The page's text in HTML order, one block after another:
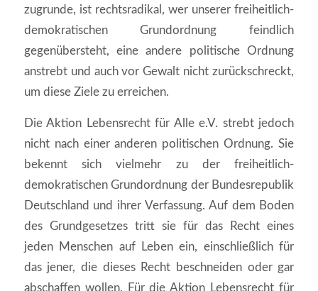
zugrunde, ist rechtsradikal, wer unserer freiheitlich-
demokratischen Grundordnung feindlich
gegenübersteht, eine andere politische Ordnung
anstrebt und auch vor Gewalt nicht zurückschreckt,
um diese Ziele zu erreichen.
Die Aktion Lebensrecht für Alle e.V. strebt jedoch
nicht nach einer anderen politischen Ordnung. Sie
bekennt sich vielmehr zu der freiheitlich-
demokratischen Grundordnung der Bundesrepublik
Deutschland und ihrer Verfassung. Auf dem Boden
des Grundgesetzes tritt sie für das Recht eines
jeden Menschen auf Leben ein, einschließlich für
das jener, die dieses Recht beschneiden oder gar
abschaffen wollen. Für die Aktion Lebensrecht für